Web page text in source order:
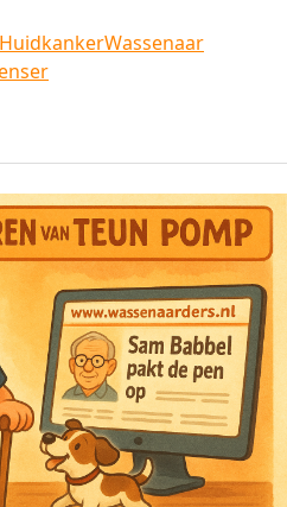
HuidkankerWassenaar